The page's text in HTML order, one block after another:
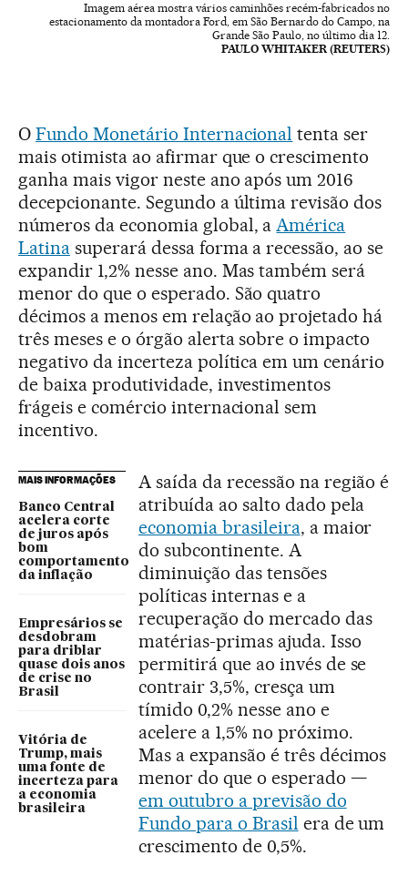
Imagem aérea mostra vários caminhões recém-fabricados no
estacionamento da montadora Ford, em São Bernardo do Campo, na
Grande São Paulo, no último dia 12.
PAULO WHITAKER (REUTERS)
O Fundo Monetário Internacional tenta ser
mais otimista ao afirmar que o crescimento
ganha mais vigor neste ano após um 2016
decepcionante. Segundo a última revisão dos
números da economia global, aAmérica
Latinasuperará dessa forma a recessão, ao se
expandir 1,2% nesse ano. Mas também será
menor do que o esperado. São quatro
décimos a menos em relação ao projetado há
três meses e o órgão alerta sobre o impacto
negativo da incerteza política em um cenário
de baixa produtividade, investimentos
frágeis e comércio internacional sem
incentivo.
MAIS INFORMAÇÕES
Banco Central
acelera corte
de juros após
bom
comportamento
da inflação
Empresários se
desdobram
para driblar
quase dois anos
de crise no
Brasil
Vitória de
Trump, mais
uma fonte de
incerteza para
a economia
brasileira
A saída da recessão na região é
atribuída ao salto dado pela
economia brasileira, a maior
do subcontinente. A
diminuição das tensões
políticas internas e a
recuperação do mercado das
matérias-primas ajuda. Isso
permitirá que ao invés de se
contrair 3,5%, cresça um
tímido 0,2% nesse ano e
acelere a 1,5% no próximo.
Mas a expansão é três décimos
menor do que o esperado —
em outubro a previsão do
Fundo para o Brasil era de um
crescimento de 0,5%.